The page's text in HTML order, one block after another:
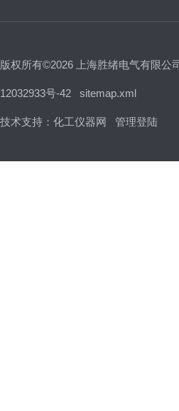
版权所有©2026 上海胜绪电气有限公
12032933号-42 sitemap.xml
技术支持： 化工仪器网 管理登陆